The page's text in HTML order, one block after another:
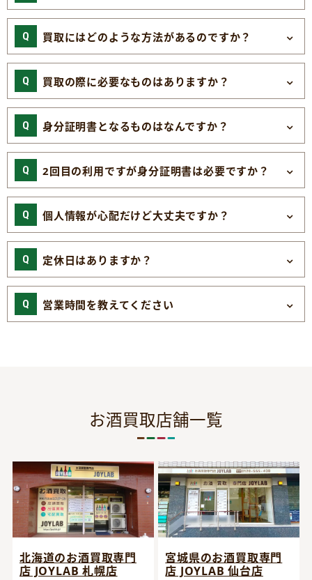
買取にはどのような方法があるのですか？
買取の際に必要なものはありますか？
身分証明書となるものはなんですか？
2回目の利用ですが身分証明書は必要ですか？
個人情報が心配だけど大丈夫ですか？
定休日はありますか？
営業時間を教えてください
お酒買取店舗一覧
北海道のお酒買取専門
店 JOYLAB 札幌店
宮城県のお酒買取専門
店 JOYLAB 仙台店